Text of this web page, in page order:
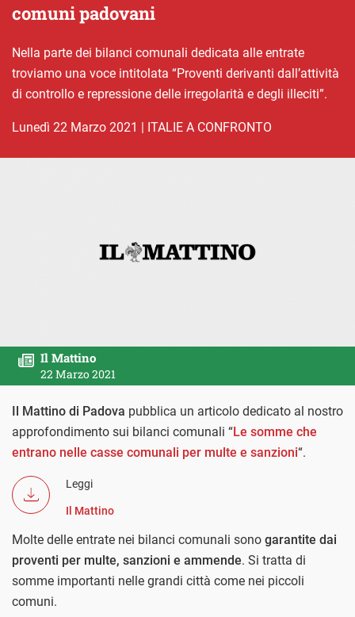
comuni padovani
Nella parte dei bilanci comunali dedicata alle entrate
troviamo una voce intitolata “Proventi derivanti dall’attività
di controllo e repressione delle irregolarità e degli illeciti”.
lunedì 22 Marzo 2021 | ITALIE A CONFRONTO
Il Mattino
22 Marzo 2021
Il Mattino di Padova pubblica un articolo dedicato al nostro
approfondimento sui bilanci comunali “Le somme che
entrano nelle casse comunali per multe e sanzioni“.
Leggi
Il Mattino
Molte delle entrate nei bilanci comunali sono garantite dai
proventi per multe, sanzioni e ammende. Si tratta di
somme importanti nelle grandi città come nei piccoli
comuni.